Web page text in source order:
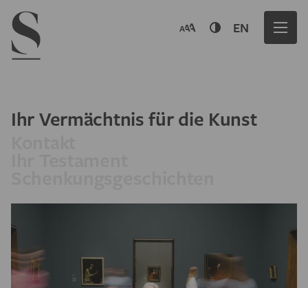
Navigation menu
EN
Ihr Vermächtnis für die Kunst